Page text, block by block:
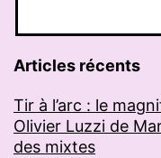
Articles récents
Tir à l’arc : le
Olivier Luzzi de
des mixtes